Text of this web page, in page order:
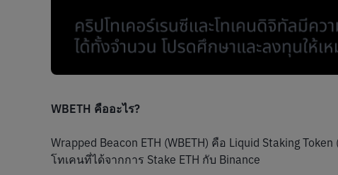
WBETH คืออะไร?
Wrapped Beacon ETH (WBETH) คือ Liquid Staking
โทเคนที่ได้จากการ Stake ETH กับ Binance